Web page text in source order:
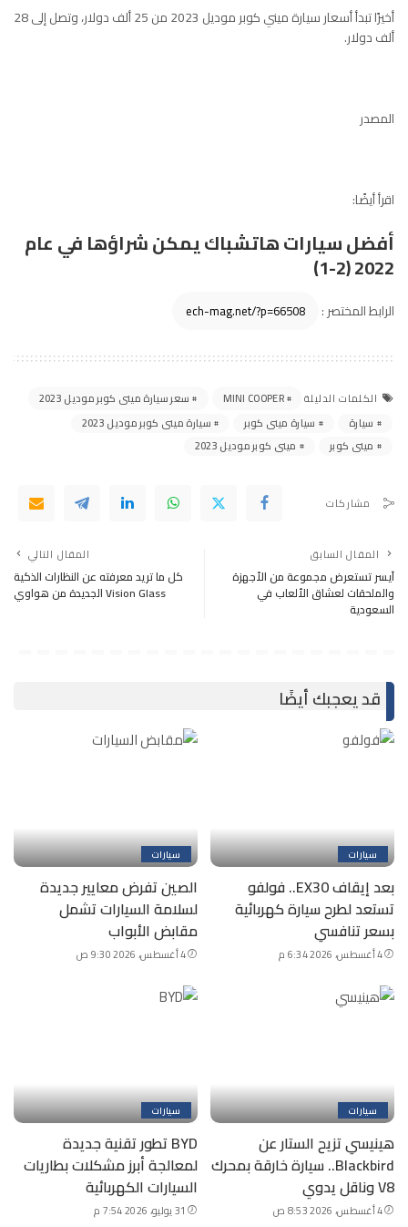
أخيرًا تبدأ أسعار سيارة ميني كوبر موديل 2023 من 25 ألف دولار، وتصل إلى 28
ألف دولار.
المصدر
اقرأ أيضًا:
أفضل سيارات هاتشباك يمكن شراؤها في عام
2022 (2-1)
الرابط المختصر :
الكلمات الدليلة MINI COOPER
سعر سيارة مينى كوبر موديل 2023
سيارة
سيارة مينى كوبر
سيارة مينى كوبر موديل 2023
مينى كوبر
مينى كوبر موديل 2023
مشاركات
المقال السابق
آيسر تستعرض مجموعة من الأجهزة
والملحقات لعشاق الألعاب في
السعودية
المقال التالي
كل ما تريد معرفته عن النظارات الذكية
Vision Glass الجديدة من هواوي
قد يعجبك أيضًا
سيارات
بعد إيقاف EX30.. فولفو
تستعد لطرح سيارة كهربائية
بسعر تنافسي
4 أغسطس، 2026 6:34 م
سيارات
الصين تفرض معايير جديدة
لسلامة السيارات تشمل
مقابض الأبواب
4 أغسطس، 2026 9:30 ص
سيارات
هينيسي تزيح الستار عن
Blackbird.. سيارة خارقة بمحرك
V8 وناقل يدوي
4 أغسطس، 2026 8:53 ص
سيارات
BYD تطور تقنية جديدة
لمعالجة أبرز مشكلات بطاريات
السيارات الكهربائية
31 يوليو، 2026 7:54 م